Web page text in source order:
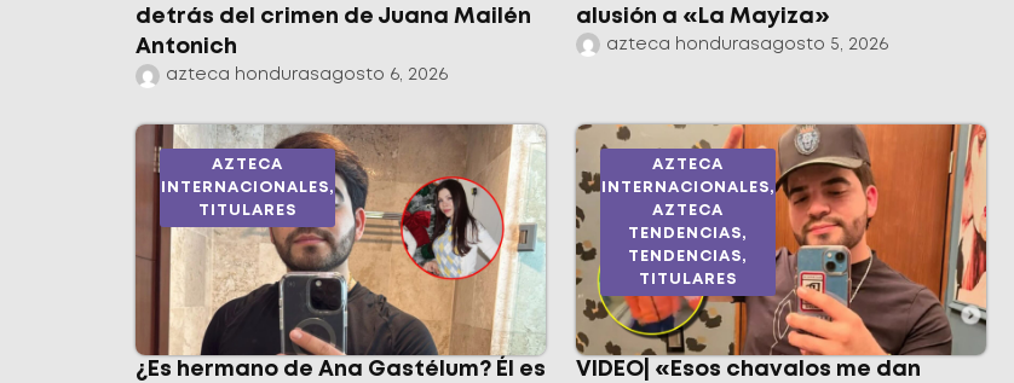
detrás del crimen de Juana Mailén
Antonich
azteca hondurasagosto 6, 2026
alusión a «La Mayiza»
azteca hondurasagosto 5, 2026
AZTECA
INTERNACIONALES,
TITULARES
¿Es hermano de Ana Gastélum? Él es
AZTECA
INTERNACIONALES,
AZTECA
TENDENCIAS,
TENDENCIAS,
TITULARES
VIDEO| «Esos chavalos me dan